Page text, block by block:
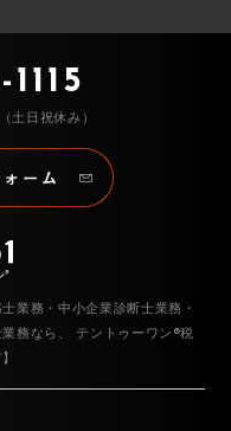
土日祝休み）
業務・中小企業診断士業務・
務なら、
テントゥーワン®税